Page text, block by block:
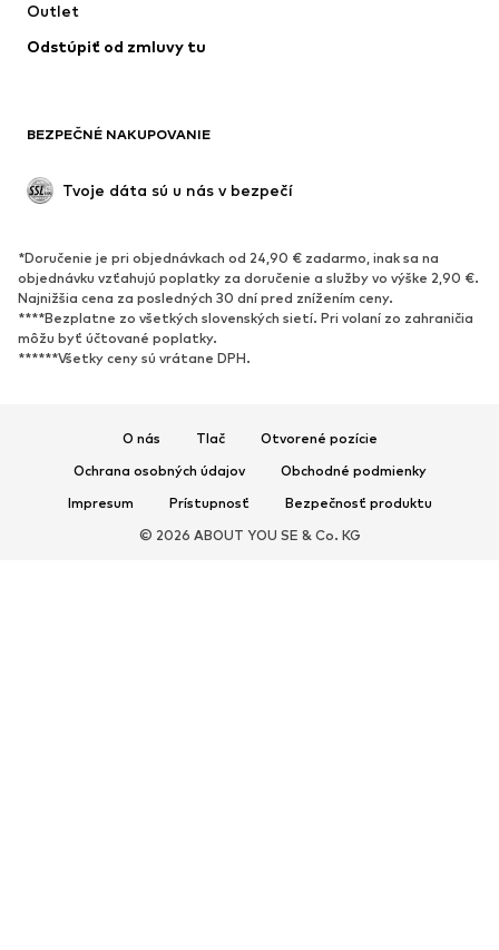
Kabáty
Plavky
Upcyklácia
Nové
Obľúbené
Tenisky
Členkové čižmy
Topánky na vysokom podpätku
Sandále
Papuče
Exkluzívne
Outlet
Odstúpiť od zmluvy tu
BEZPEČNÉ NAKUPOVANIE
Tvoje dáta sú u nás v bezpečí
*Doručenie je pri objednávkach od 24,90 € zadarmo, inak sa na
objednávku vzťahujú poplatky za doručenie a služby vo výške 2,90 €.
Najnižšia cena za posledných 30 dní pred znížením ceny.
****Bezplatne zo všetkých slovenských sietí. Pri volaní zo zahraničia
môžu byť účtované poplatky.
******Všetky ceny sú vrátane DPH.
O nás Tlač
Otvorené pozície
Ochrana osobných údajov
Obchodné podmienky
Impresum
Prístupnosť
Bezpečnosť produktu
© 2026 ABOUT YOU SE & Co. KG